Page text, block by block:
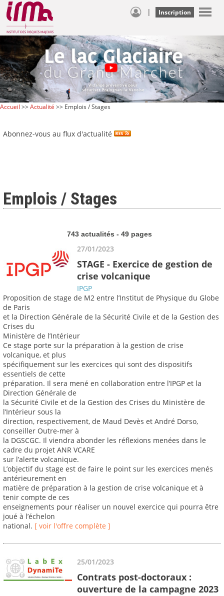
| Inscription
Accueil >>Actualité >> Emplois / Stages
Abonnez-vous au flux d'actualité
Emplois / Stages
743 actualités - 49 pages
27/01/2023
STAGE - Exercice de gestion de
crise volcanique
IPGP
Proposition de stage de M2 entre l’Institut de Physique du Globe
de Paris
et la Direction Générale de la Sécurité Civile et de la Gestion des
Crises du
Ministère de l’Intérieur
Ce stage porte sur la préparation à la gestion de crise
volcanique, et plus
spécifiquement sur les exercices qui sont des dispositifs
essentiels de cette
préparation. Il sera mené en collaboration entre l’IPGP et la
Direction Générale de
la Sécurité Civile et de la Gestion des Crises du Ministère de
l’Intérieur sous la
direction, respectivement, de Maud Devès et André Dorso,
conseiller Outre-mer à
la DGSCGC. Il viendra abonder les réflexions menées dans le
cadre du projet ANR VCARE
sur l’alerte volcanique.
L’objectif du stage est de faire le point sur les exercices menés
antérieurement en
matière de préparation à la gestion de crise volcanique et à
tenir compte de ces
enseignements pour réaliser un nouvel exercice qui pourra être
joué à l’échelon
national. [ voir l'offre complète ]
25/01/2023
Contrats post-doctoraux :
ouverture de la campagne 2023